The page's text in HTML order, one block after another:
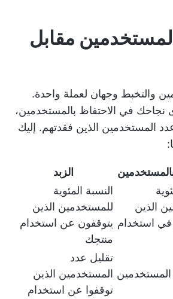
مقابل
والتخبط وجهان لعملة واحدة.
نجاحك في الاحتفاظ بالمستخدمين،
المستخدمين الذين فقدتهم. إليك
الزبد
الذين
استخدام
النسبة المئوية
للمستخدمين الذين
يتوقفون عن استخدام
منتجك
المستخدمين
تقليل عدد
المستخدمين الذين
توقفوا عن استخدام